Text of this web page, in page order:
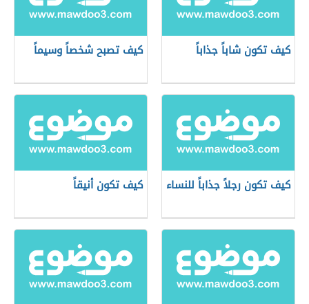
كيف تكون شاباً جذاباً كيف تصبح شخصاً وسيماً
كيف تكون رجلاً جذاباً للنساء كيف تكون أنيقاً